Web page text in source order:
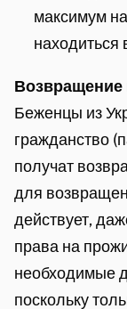
максимум
находиться
Возвращение
Беженцы из
гражданство
получат
для
действует,
права на
необходимые
поскольку